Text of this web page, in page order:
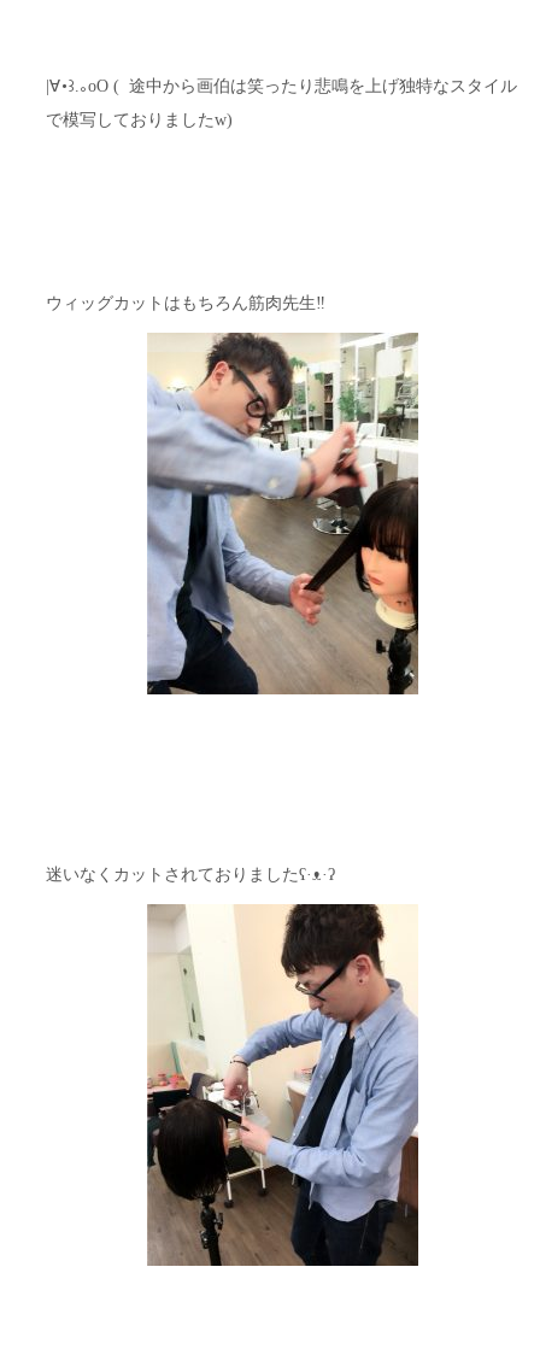
|∀･꒱.｡oO ( 途中から画伯は笑ったり悲鳴を上げ独特なスタイル
で模写しておりましたw)
ウィッグカットはもちろん筋肉先生‼︎
迷いなくカットされておりましたʕ·ᴥ·ʔ